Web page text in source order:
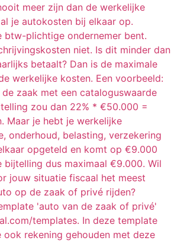
meer zijn dan de werkelijke
je autokosten bij elkaar op.
btw-plichtige ondernemer bent.
niet. Is dit minder dan
betaalt? Dan is de maximale
werkelijke kosten. Een voorbeeld:
zaak met een cataloguswaarde
zou dan 22% * €50.000 =
Maar je hebt je werkelijke
onderhoud, belasting, verzekering
opgeteld en komt op €9.000
bijtelling dus maximaal €9.000. Wil
jouw situatie fiscaal het meest
op de zaak of privé rijden?
'auto van de zaak of privé'
templates. In deze template
rekening gehouden met deze